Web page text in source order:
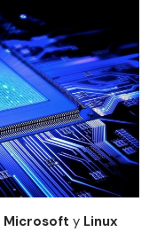
Microsoft y Linux